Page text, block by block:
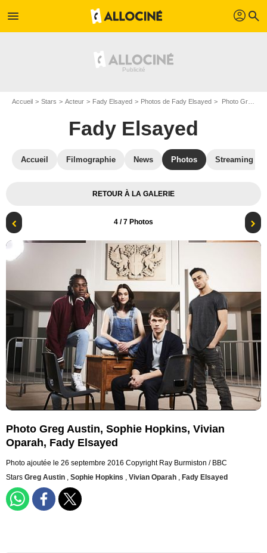
menu profil search
Accueil Stars Acteur Fady Elsayed Photos de Fady Elsayed Photo Greg Austin, Sophie Hopkins, Vivian Oparah, Fady Elsayed
Fady Elsayed
Accueil Filmographie News Photos Streaming
RETOUR À LA GALERIE
4 / 7 Photos
Photo Greg Austin, Sophie Hopkins, Vivian
Oparah, Fady Elsayed
Photo ajoutée le 26 septembre 2016 Copyright Ray Burmiston / BBC
Stars Greg Austin , Sophie Hopkins , Vivian Oparah , Fady Elsayed